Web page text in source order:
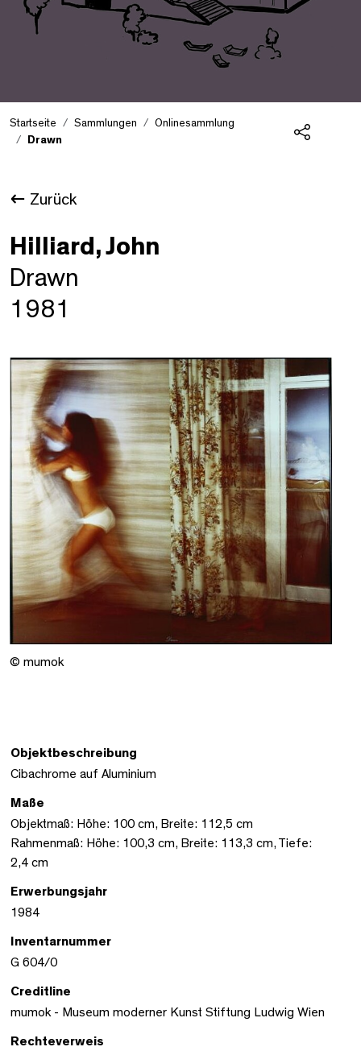
Startseite Sammlungen
Onlinesammlung
Drawn
Zurück
Hilliard, John
Drawn
1981
© mumok
Objektbeschreibung
Cibachrome auf Aluminium
Maße
Objektmaß: Höhe: 100 cm, Breite: 112,5 cm
Rahmenmaß: Höhe: 100,3 cm, Breite: 113,3 cm, Tiefe:
2,4 cm
Erwerbungsjahr
1984
Inventarnummer
G 604/0
Creditline
mumok - Museum moderner Kunst Stiftung Ludwig Wien
Rechteverweis